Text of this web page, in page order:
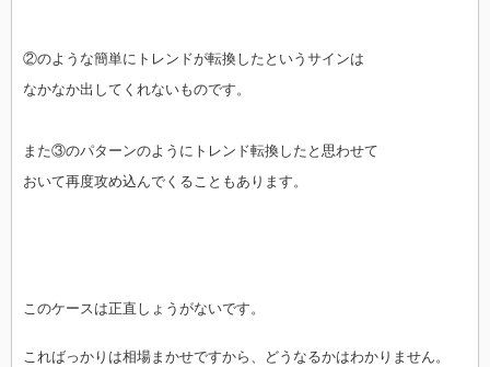
②のような簡単にトレンドが転換したというサインは
なかなか出してくれないものです。
また③のパターンのようにトレンド転換したと思わせて
おいて再度攻め込んでくることもあります。
このケースは正直しょうがないです。
こればっかりは相場まかせですから、どうなるかはわかりません。